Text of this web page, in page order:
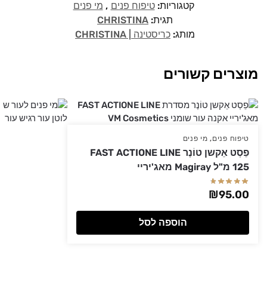
קטגוריות:טיפוח פנים , מי פנים
תגית: CHRISTINA
מותג: כריסטינה | CHRISTINA
מוצרים קשורים
טיפוח פנים, מי פנים
פֵסְט אֵקשן טוֹנֶר FAST ACTIONE LINE
125 מ"ל Magiray מאג'יריי
₪95.00
הוספה לסל